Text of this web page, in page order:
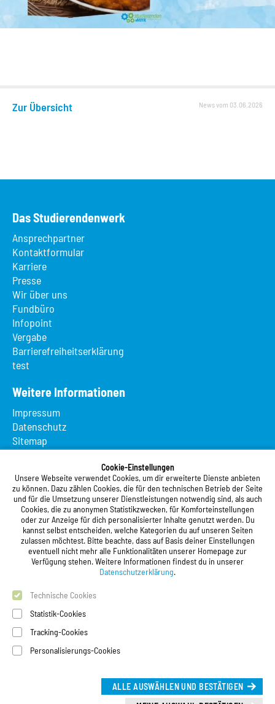
Cookie-Einstellungen
Unsere Webseite verwendet Cookies, um dir erweiterte Dienste anbieten
zu können. Dazu zählen Cookies, die für den technischen Betrieb der Seite
und für die Umsetzung unserer Dienstleistungen notwendig sind, als auch
Cookies, die zu anonymen Statistikzwecken, für Komforteinstellungen
oder zur Anzeige für dich personalisierter Inhalte genutzt werden. Du
kannst selbst entscheiden, welche Kategorien du auf unseren Seiten
zulassen möchtest. Bitte beachte, dass auf Basis deiner Einstellungen
eventuell nicht mehr alle Funktionalitäten unserer Homepage zur
Verfügung stehen. Weitere Informationen findest du in unserer
Datenschutzerklärung.
Technische Cookies
Statistik-Cookies
Tracking-Cookies
Personalisierungs-Cookies
ALLE AUSWÄHLEN UND BESTÄTIGEN
News vom 03.06.2026
Zur Übersicht
Das Studierendenwerk
Ansprechpartner
Kontaktformular
Karriere
Presse
Wir über uns
Fundbüro
Infopoint
Vergabe
Barrierefreiheitserklärung
test
Weitere Informationen
Impressum
Datenschutz
Sitemap
Registrierung
Studierendenwerk Vorderpfalz
Studierendenwerk Vorderpfalz
Anstalt des öffentlichen Rechts
Xylanderstraße 17
76829 Landau in der Pfalz
Telefon:+49 6341 9179 0
Telefax: +49 6341 9179 16
E-Mail:
info@stw-vp.de
Folgt uns auf